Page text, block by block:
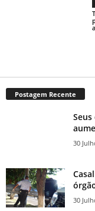
Postagem Recente
30
30